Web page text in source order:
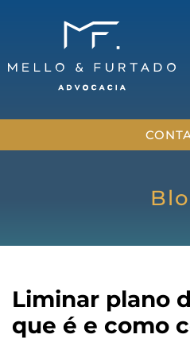
Liminar plano
que é e como